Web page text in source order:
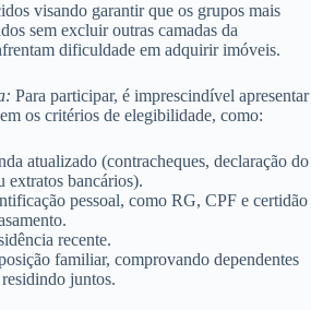
visando garantir que os grupos mais
sem excluir outras camadas da
dificuldade em adquirir imóveis.
Para participar, é imprescindível apresentar
os critérios de elegibilidade, como:
atualizado (contracheques, declaração do
extratos bancários).
pessoal, como RG, CPF e certidão
recente.
familiar, comprovando dependentes
juntos.